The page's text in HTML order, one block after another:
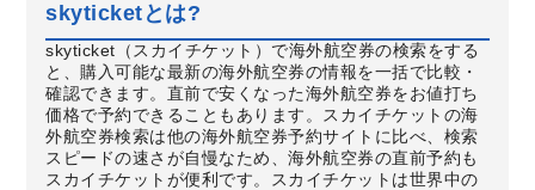
skyticketとは?
skyticket（スカイチケット）で海外航空券の検索をする
と、購入可能な最新の海外航空券の情報を一括で比較・
確認できます。直前で安くなった海外航空券をお値打ち
価格で予約できることもあります。スカイチケットの海
外航空券検索は他の海外航空券予約サイトに比べ、検索
スピードの速さが自慢なため、海外航空券の直前予約も
スカイチケットが便利です。スカイチケットは世界中の